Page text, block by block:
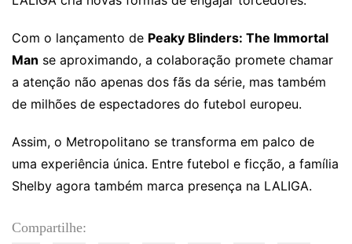
Com o lançamento de Peaky Blinders: The Immortal
Man se aproximando, a colaboração promete chamar
a atenção não apenas dos fãs da série, mas também
de milhões de espectadores do futebol europeu.
Assim, o Metropolitano se transforma em palco de
uma experiência única. Entre futebol e ficção, a família
Shelby agora também marca presença na LALIGA.
Compartilhe: